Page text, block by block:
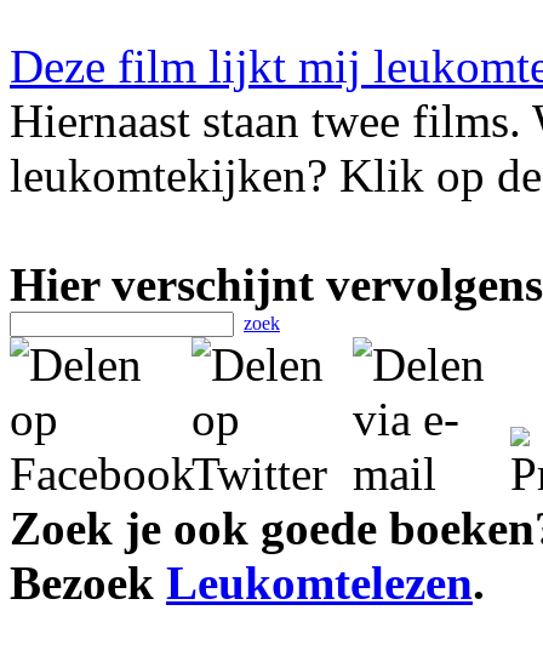
Deze film lijkt mij
Hiernaast staan twee
leukomtekijken? Klik op
Hier verschijnt
zoek
Zoek je ook goede
Bezoek Leukomtelezen.